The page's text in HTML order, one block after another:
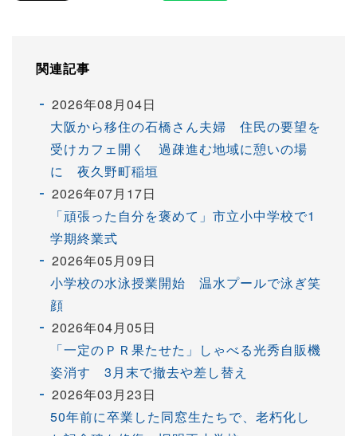
関連記事
2026年08月04日
大阪から移住の石橋さん夫婦 住民の要望を
受けカフェ開く 過疎進む地域に憩いの場
に 夜久野町稲垣
2026年07月17日
「頑張った自分を褒めて」市立小中学校で1
学期終業式
2026年05月09日
小学校の水泳授業開始 温水プールで泳ぎ笑
顔
2026年04月05日
「一定のＰＲ果たせた」しゃべる光秀自販機
姿消す 3月末で撤去や差し替え
2026年03月23日
50年前に卒業した同窓生たちで、老朽化し